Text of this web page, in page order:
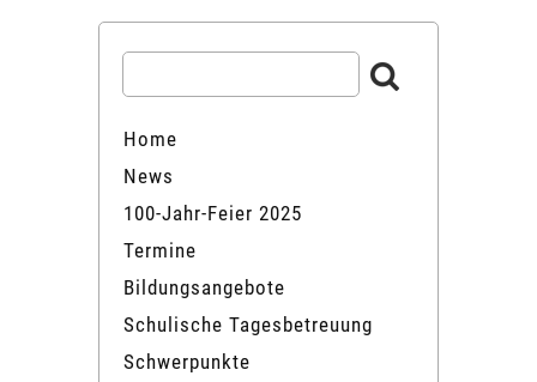
Home
News
100-Jahr-Feier 2025
Termine
Bildungsangebote
Schulische Tagesbetreuung
Schwerpunkte